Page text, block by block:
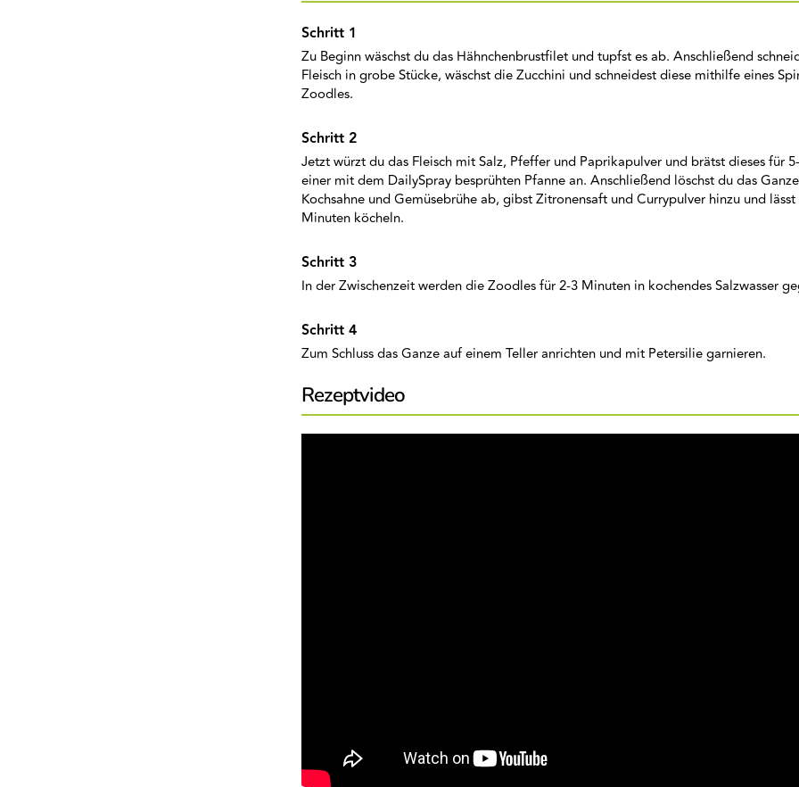
Zu Beginn wäschst du das Hähnchenbrustfilet und tupfst es ab. Anschließend
Fleisch in grobe Stücke, wäschst die Zucchini und schneidest diese mithilfe eines
Zoodles.
Jetzt würzt du das Fleisch mit Salz, Pfeffer und Paprikapulver und brätst dieses für
einer mit dem DailySpray besprühten Pfanne an. Anschließend löschst du das
Kochsahne und Gemüsebrühe ab, gibst Zitronensaft und Currypulver hinzu und
Minuten köcheln.
In der Zwischenzeit werden die Zoodles für 2-3 Minuten in kochendes Salzwasser
Zum Schluss das Ganze auf einem Teller anrichten und mit Petersilie garnieren.
Rezeptvideo